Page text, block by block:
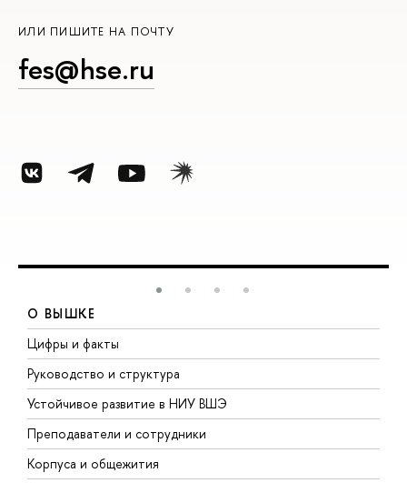
ИЛИ ПИШИТЕ НА ПОЧТУ
fes@hse.ru
О ВЫШКЕ
Цифры и факты
Руководство и структура
Устойчивое развитие в НИУ ВШЭ
Преподаватели и сотрудники
Корпуса и общежития